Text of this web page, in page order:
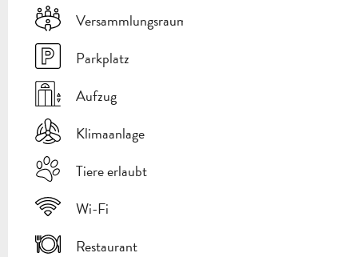
Versammlungsraum
Parkplatz
Aufzug
Klimaanlage
Tiere erlaubt
Wi-Fi
Restaurant